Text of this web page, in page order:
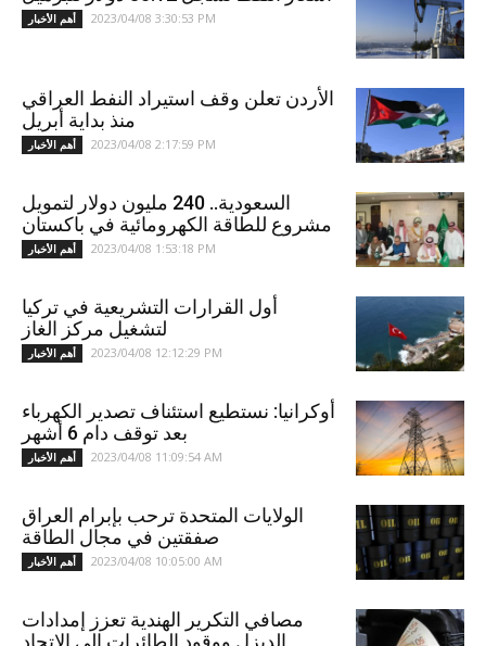
أهم الأخبار 2023/04/08 3:30:53 PM
الأردن تعلن وقف استيراد النفط العراقي
منذ بداية أبريل
أهم الأخبار 2023/04/08 2:17:59 PM
السعودية.. 240 مليون دولار لتمويل
مشروع للطاقة الكهرومائية في باكستان
أهم الأخبار 2023/04/08 1:53:18 PM
أول القرارات التشريعية في تركيا
لتشغيل مركز الغاز
أهم الأخبار 2023/04/08 12:12:29 PM
أوكرانيا: نستطيع استئناف تصدير الكهرباء
بعد توقف دام 6 أشهر
أهم الأخبار 2023/04/08 11:09:54 AM
الولايات المتحدة ترحب بإبرام العراق
صفقتين في مجال الطاقة
أهم الأخبار 2023/04/08 10:05:00 AM
مصافي التكرير الهندية تعزز إمدادات
الديزل ووقود الطائرات إلى الاتحاد